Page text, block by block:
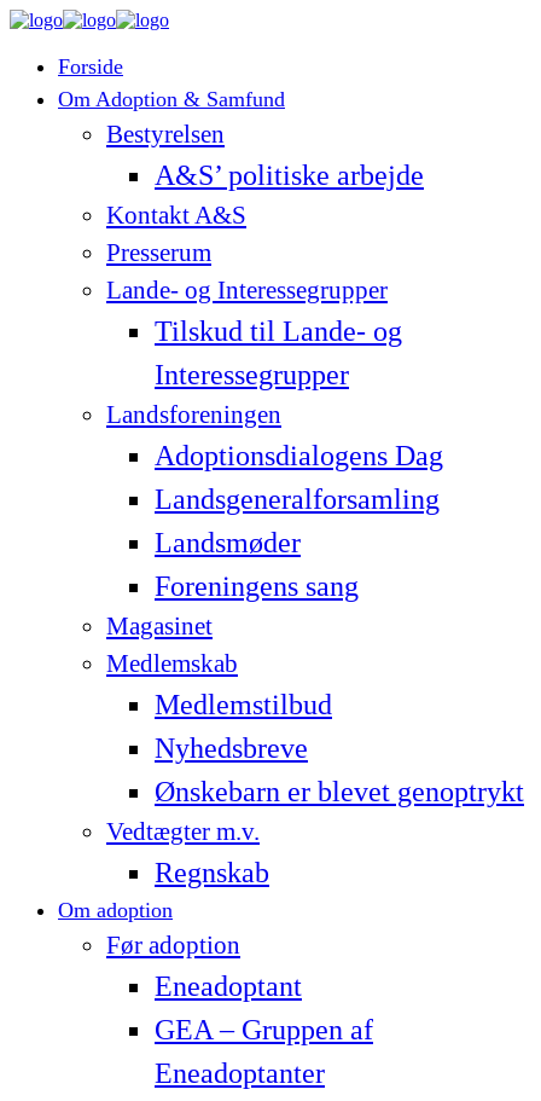
Forside
Om Adoption & Samfund
Bestyrelsen
A&S’ politiske arbejde
Kontakt A&S
Presserum
Lande- og Interessegrupper
Tilskud til Lande- og
Interessegrupper
Landsforeningen
Adoptionsdialogens Dag
Landsgeneralforsamling
Landsmøder
Foreningens sang
Magasinet
Medlemskab
Medlemstilbud
Nyhedsbreve
Ønskebarn er blevet genoptrykt
Vedtægter m.v.
Regnskab
Om adoption
Før adoption
Eneadoptant
GEA – Gruppen af
Eneadoptanter